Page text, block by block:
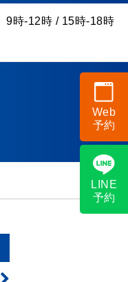
9時-12時 / 15時-18時
Web
予約
LINE
予約